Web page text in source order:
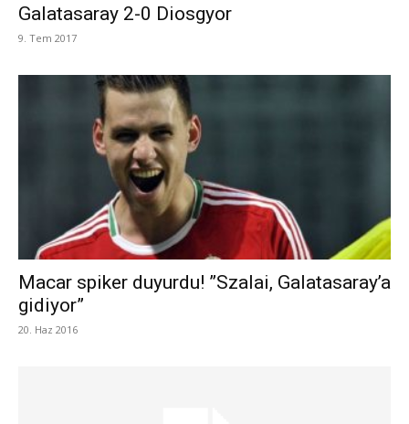
Galatasaray 2-0 Diosgyor
9. Tem 2017
Macar spiker duyurdu! ”Szalai, Galatasaray’a
gidiyor”
20. Haz 2016